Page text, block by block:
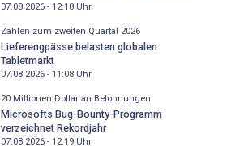
07.08.2026 - 12:18Uhr
Zahlen zum zweiten Quartal 2026
Lieferengpässe belasten globalen
Tabletmarkt
07.08.2026 - 11:08Uhr
20 Millionen Dollar an Belohnungen
Microsofts Bug-Bounty-Programm
verzeichnet Rekordjahr
07.08.2026 - 12:19Uhr